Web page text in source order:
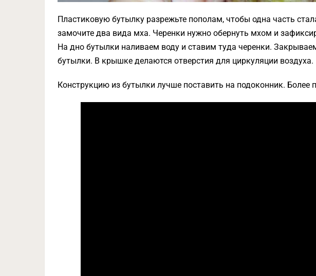
Пластиковую бутылку разрежьте пополам, чтобы одна часть
замочите два вида мха. Черенки нужно обернуть мхом и
На дно бутылки наливаем воду и ставим туда черенки.
бутылки. В крышке делаются отверстия для циркуляции воздуха.
Конструкцию из бутылки лучше поставить на подоконник. Более